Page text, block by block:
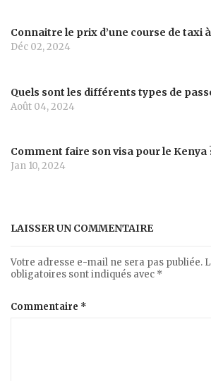
Connaitre le prix d’une course de taxi à
Déc 02, 2024
Quels sont les différents types de
Août 04, 2024
Comment faire son visa pour le Kenya
Jan 10, 2024
LAISSER UN COMMENTAIRE
Votre adresse e-mail ne sera pas publiée.
obligatoires sont indiqués avec *
Commentaire *